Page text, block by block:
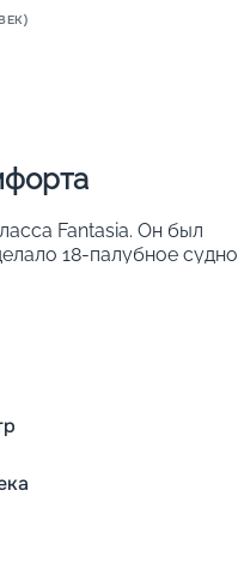
Fantasia. Он был
18-палубное судно
на 3959 человек.
для